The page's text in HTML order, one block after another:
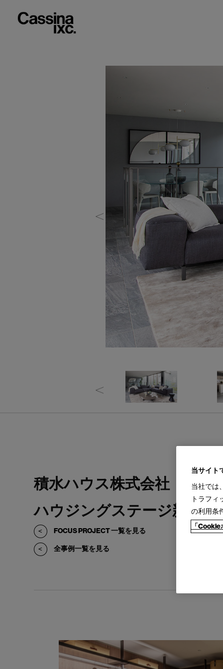
積水ハウス株式会社
ハウジングステージ新宿展
FOCUS PROJECT 一覧を見る
全事例一覧を見る
当サイト
当社では
トラフィ
の利用条
「